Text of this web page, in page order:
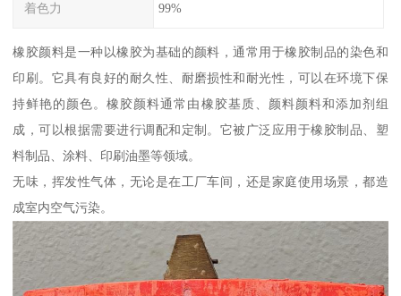
着色力 99%
橡胶颜料是一种以橡胶为基础的颜料，通常用于橡胶制品的染色和
印刷。它具有良好的耐久性、耐磨损性和耐光性，可以在环境下保
持鲜艳的颜色。橡胶颜料通常由橡胶基质、颜料颜料和添加剂组
成，可以根据需要进行调配和定制。它被广泛应用于橡胶制品、塑
料制品、涂料、印刷油墨等领域。
无味，挥发性气体，无论是在工厂车间，还是家庭使用场景，都造
成室内空气污染。